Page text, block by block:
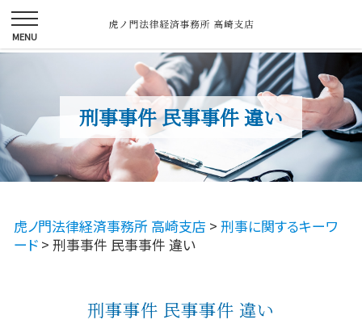
刑事事件 民事事件 違い
虎ノ門法律経済事務所 高崎支店 > 刑事に関するキーワ
ード > 刑事事件 民事事件 違い
刑事事件 民事事件 違い